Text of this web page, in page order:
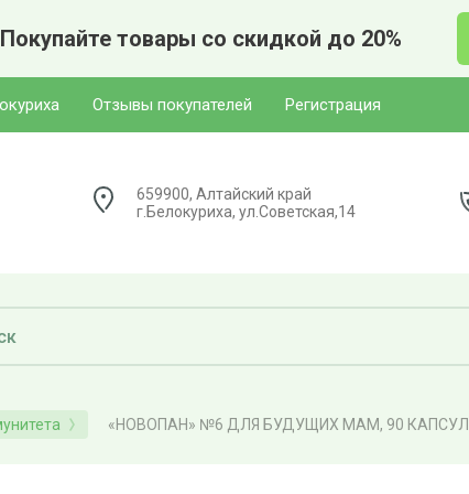
Покупайте товары со скидкой до 20%
Отзывы покупателей Регистрация
659900, Алтайский край
г.Белокуриха, ул.Советская,14
«НОВОПАН» №6 ДЛЯ БУДУЩИХ МАМ, 90 КАПСУЛ